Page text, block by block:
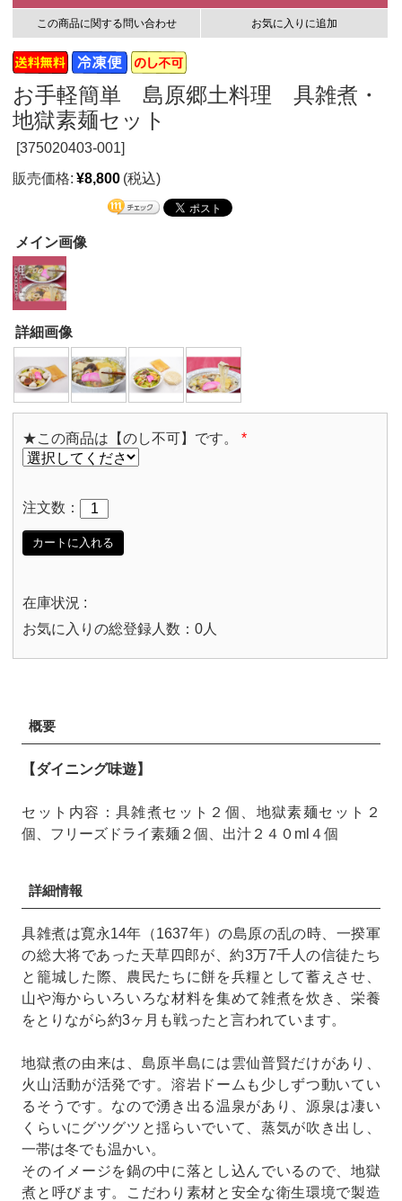
この商品に関する問い合わせ お気に入りに追加
お手軽簡単 島原郷土料理 具雑煮・
地獄素麺セット
[375020403-001]
販売価格: ¥8,800 (税込)
メイン画像
詳細画像
★この商品は【のし不可】です。 *
注文数：
カートに入れる
在庫状況 :
お気に入りの総登録人数：0人
概要
【ダイニング味遊】
セット内容：具雑煮セット２個、地獄素麺セット２
個、フリーズドライ素麺２個、出汁２４０ml４個
詳細情報
具雑煮は寛永14年（1637年）の島原の乱の時、一揆軍
の総大将であった天草四郎が、約3万7千人の信徒たち
と籠城した際、農民たちに餅を兵糧として蓄えさせ、
山や海からいろいろな材料を集めて雑煮を炊き、栄養
をとりながら約3ヶ月も戦ったと言われています。
地獄煮の由来は、島原半島には雲仙普賢だけがあり、
火山活動が活発です。溶岩ドームも少しずつ動いてい
るそうです。なので湧き出る温泉があり、源泉は凄い
くらいにグツグツと揺らいでいて、蒸気が吹き出し、
一帯は冬でも温かい。
そのイメージを鍋の中に落とし込んでいるので、地獄
煮と呼びます。こだわり素材と安全な衛生環境で製造